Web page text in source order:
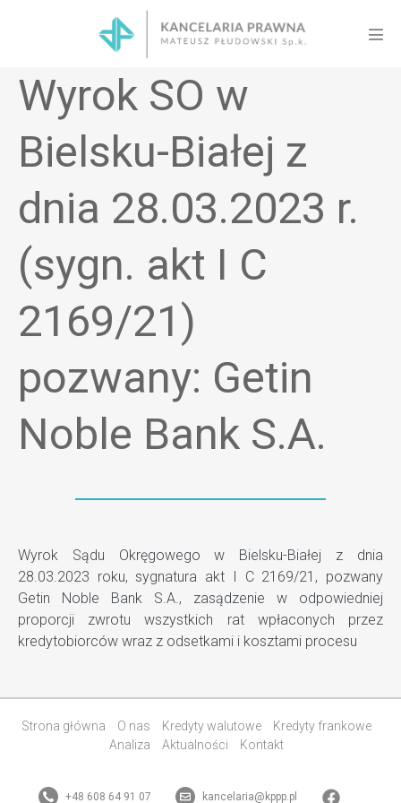
Wyrok SO w
Bielsku-Białej z
dnia 28.03.2023 r.
(sygn. akt I C
2169/21)
pozwany: Getin
Noble Bank S.A.
Wyrok Sądu Okręgowego w Bielsku-Białej z dnia
28.03.2023 roku, sygnatura akt I C 2169/21, pozwany
Getin Noble Bank S.A., zasądzenie w odpowiedniej
proporcji zwrotu wszystkich rat wpłaconych przez
kredytobiorców wraz z odsetkami i kosztami procesu
Strona główna O nas Kredyty walutowe
Kredyty frankowe
Analiza
Aktualności Kontakt
+48 608 64 91 07 kancelaria@kppp.pl